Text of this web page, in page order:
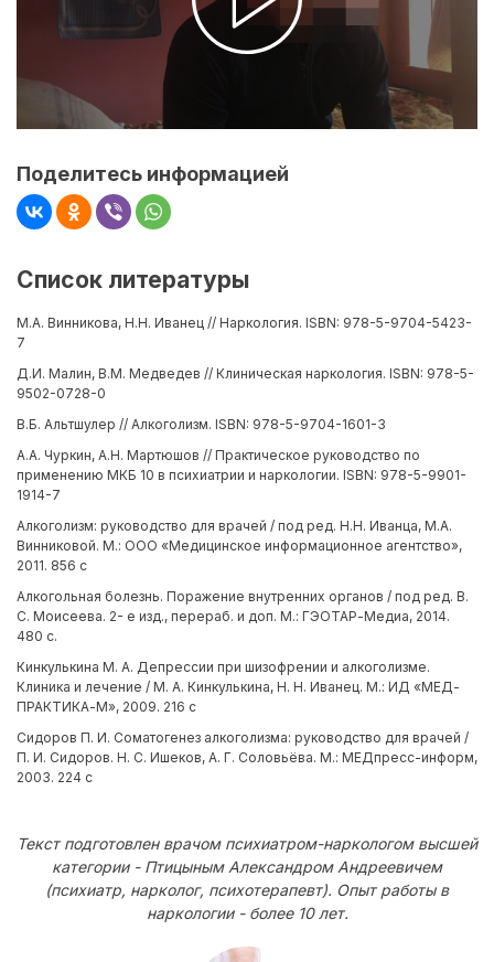
Поделитесь информацией
Список литературы
М.А. Винникова, Н.Н. Иванец // Наркология. ISBN: 978-5-9704-5423-
7
Д.И. Малин, В.М. Медведев // Клиническая наркология. ISBN: 978-5-
9502-0728-0
В.Б. Альтшулер // Алкоголизм. ISBN: 978-5-9704-1601-3
А.А. Чуркин, А.Н. Мартюшов // Практическое руководство по
применению МКБ 10 в психиатрии и наркологии. ISBN: 978-5-9901-
1914-7
Алкоголизм: руководство для врачей / под ред. Н.Н. Иванца, М.А.
Винниковой. М.: ООО «Медицинское информационное агентство»,
2011. 856 с
Алкогольная болезнь. Поражение внутренних органов / под ред. В.
С. Моисеева. 2- е изд., перераб. и доп. М.: ГЭОТАР-Медиа, 2014.
480 с.
Кинкулькина М. А. Депрессии при шизофрении и алкоголизме.
Клиника и лечение / М. А. Кинкулькина, Н. Н. Иванец. М.: ИД «МЕД-
ПРАКТИКА-М», 2009. 216 с
Сидоров П. И. Соматогенез алкоголизма: руководство для врачей /
П. И. Сидоров. Н. С. Ишеков, А. Г. Соловьёва. М.: МЕДпресс-информ,
2003. 224 с
Текст подготовлен врачом психиатром-наркологом высшей
категории - Птицыным Александром Андреевичем
(психиатр, нарколог, психотерапевт). Опыт работы в
наркологии - более 10 лет.